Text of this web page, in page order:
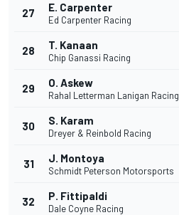
27 E. Carpenter
Ed Carpenter Racing
28 T. Kanaan
Chip Ganassi Racing
29 O. Askew
Rahal Letterman Lanigan Racing
30 S. Karam
Dreyer & Reinbold Racing
31 J. Montoya
Schmidt Peterson Motorsports
32 P. Fittipaldi
Dale Coyne Racing